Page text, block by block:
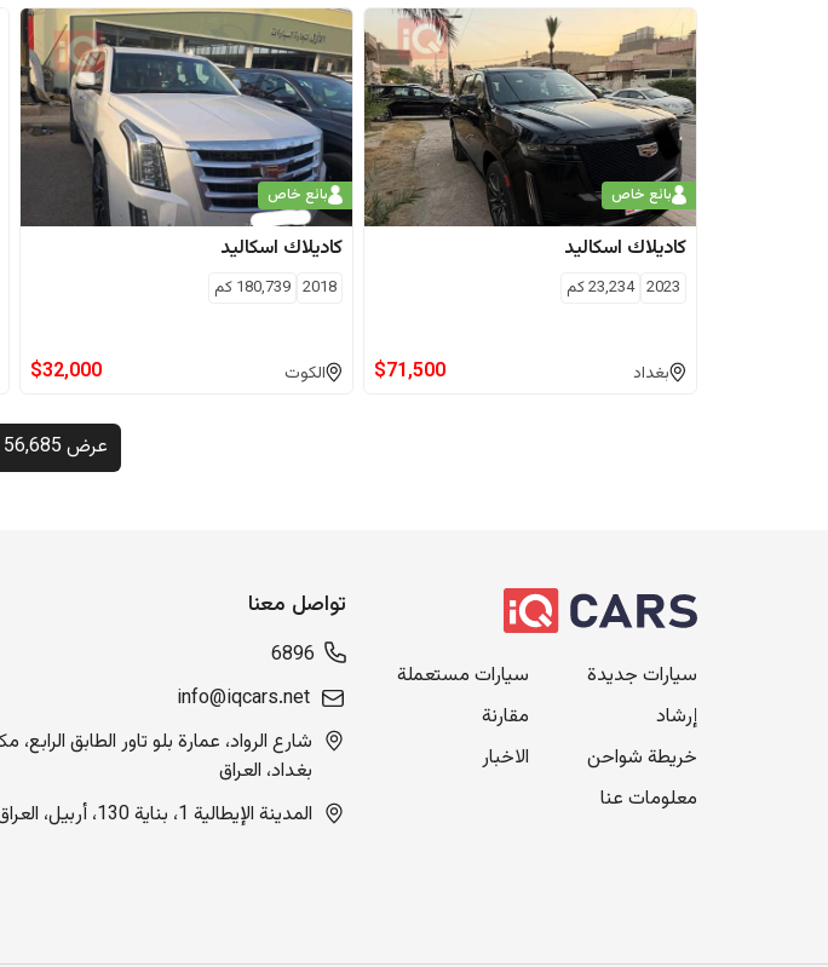
بائع خاص
كاديلاك اسكاليد
2023
23,234كم
بغداد $71,500
بائع خاص
كاديلاك اسكاليد
2018
180,739 كم
الكوت $32,000
عرض 56,685 إضافية
سيارات جديدة
سيارات مستعملة
إرشاد
مقارنة
خريطة شواحن
الاخبار
معلومات عنا
تواصل معنا
6896
info@iqcars.net
بغداد، العراق
المدينة الإيطالية 1، بناية 130، أربيل، العراق